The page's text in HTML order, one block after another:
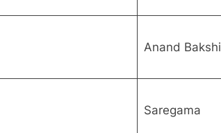
Anand Bakshi
Saregama